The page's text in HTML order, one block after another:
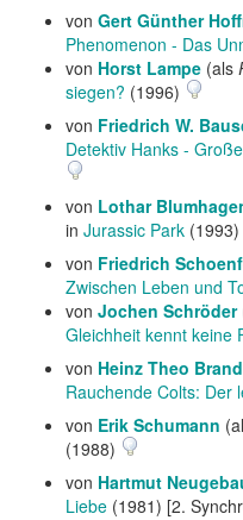
von Gert Günther
Phenomenon - Das
von Horst Lampe (als
siegen? (1996)
von Friedrich W.
Detektiv Hanks -
von Lothar
in Jurassic Park (1993)
von Friedrich
Zwischen Leben und
von Jochen Schröder
Gleichheit kennt keine
von Heinz Theo
Rauchende Colts: Der
von Erik Schumann
(1988)
von Hartmut
Liebe (1981) [2.